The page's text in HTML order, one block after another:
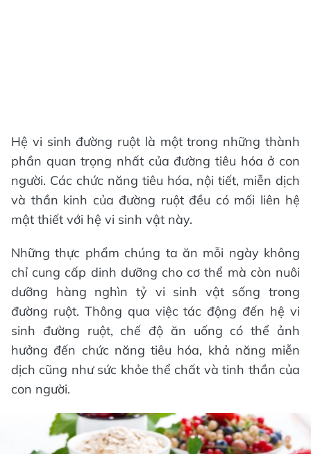
Hệ vi sinh đường ruột là một trong những thành
phần quan trọng nhất của đường tiêu hóa ở con
người. Các chức năng tiêu hóa, nội tiết, miễn dịch
và thần kinh của đường ruột đều có mối liên hệ
mật thiết với hệ vi sinh vật này.
Những thực phẩm chúng ta ăn mỗi ngày không
chỉ cung cấp dinh dưỡng cho cơ thể mà còn nuôi
dưỡng hàng nghìn tỷ vi sinh vật sống trong
đường ruột. Thông qua việc tác động đến hệ vi
sinh đường ruột, chế độ ăn uống có thể ảnh
hưởng đến chức năng tiêu hóa, khả năng miễn
dịch cũng như sức khỏe thể chất và tinh thần của
con người.